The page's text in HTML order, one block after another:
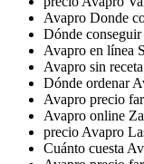
Avapro Donde
Dónde
Avapro en línea
Avapro sin
Dónde ordenar
Avapro precio
Avapro online
precio Avapro
Cuánto cuesta